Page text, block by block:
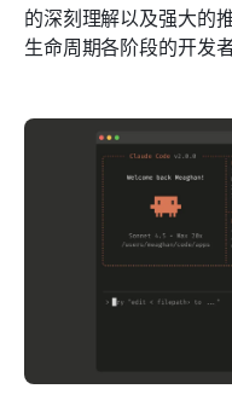
的深刻理解以及强大的
生命周期各阶段的开发